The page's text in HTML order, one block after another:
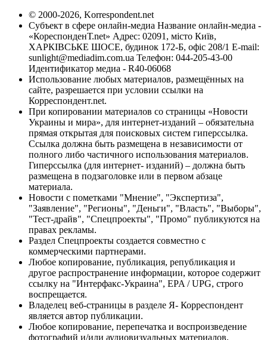
© 2000-2026, Korrespondent.net
Субъект в сфере онлайн-медиа Название онлайн-медиа -
«КореспонденТ.net» Адрес: 02091, місто Київ,
ХАРКІВСЬКЕ ШОСЕ, будинок 172-Б, офіс 208/1 E-mail:
sunlight@mediadim.com.ua Телефон: 044-205-43-00
Идентификатор медиа - R40-06068
Использование любых материалов, размещённых на
сайте, разрешается при условии ссылки на
Корреспондент.net.
При копировании материалов со страницы «Новости
Украины и мира», для интернет-изданий – обязательна
прямая открытая для поисковых систем гиперссылка.
Ссылка должна быть размещена в независимости от
полного либо частичного использования материалов.
Гиперссылка (для интернет- изданий) – должна быть
размещена в подзаголовке или в первом абзаце
материала.
Новости с пометками "Мнение", "Экспертиза",
"Заявление", "Регионы", "Деньги", "Власть", "Выборы",
"Тест-драйв", "Спецпроекты", "Промо" публикуются на
правах рекламы.
Раздел Спецпроекты создается совместно с
коммерческими партнерами.
Любое копирование, публикация, републикация и
другое распространение информации, которое содержит
ссылку на "Интерфакс-Украина", EPA / UPG, строго
воспрещается.
Владелец веб-страницы в разделе Я- Корреспондент
является автор публикации.
Любое копирование, перепечатка и воспроизведение
фотографий и/или аудиовизуальных материалов,